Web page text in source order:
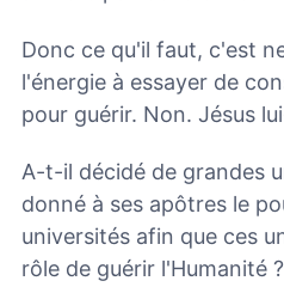
Donc ce qu'il faut, c'est
l'énergie à essayer de
pour guérir. Non. Jésus
A-t-il décidé de grandes
donné à ses apôtres le
universités afin que ces
rôle de guérir l'Humanité